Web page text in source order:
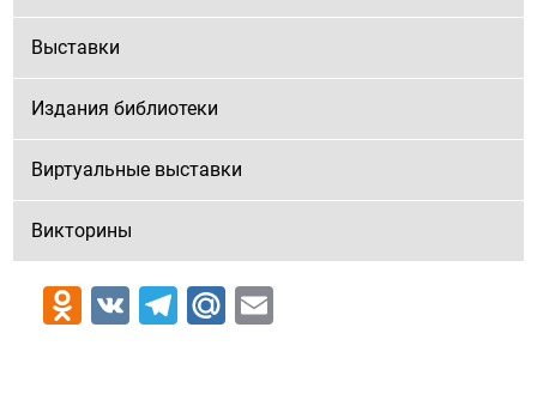
Выставки
Издания библиотеки
Виртуальные выставки
Викторины
Odnoklassniki
VK Telegram
Mail.Ru